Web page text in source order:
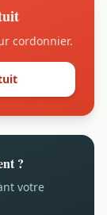
cordonnier.
?
votre